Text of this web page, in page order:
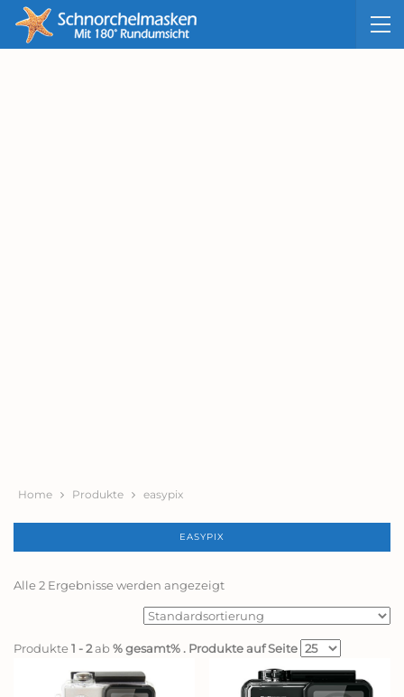
Home Produkte easypix
EASYPIX
Alle 2 Ergebnisse werden angezeigt
Produkte1 - 2ab% gesamt% . Produkte auf Seite